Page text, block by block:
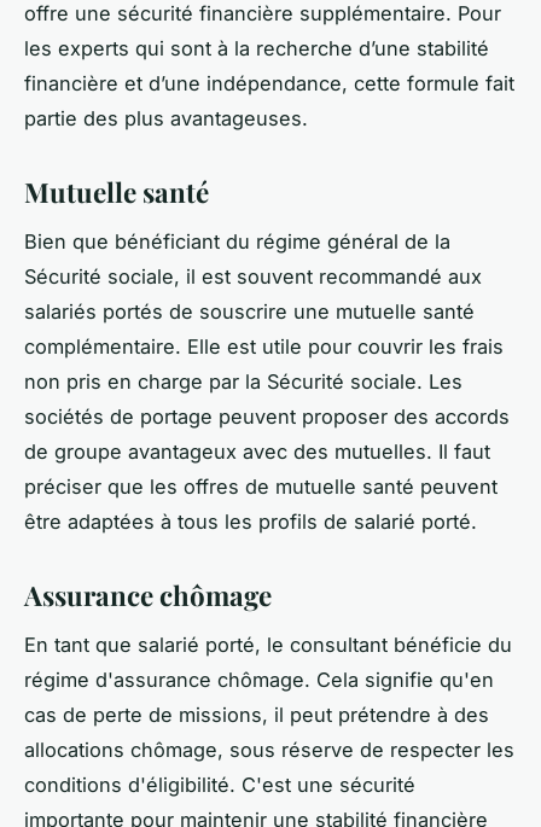
offre une sécurité financière supplémentaire. Pour
les experts qui sont à la recherche d’une stabilité
financière et d’une indépendance, cette formule fait
partie des plus avantageuses.
Mutuelle santé
Bien que bénéficiant du régime général de la
Sécurité sociale, il est souvent recommandé aux
salariés portés de souscrire une mutuelle santé
complémentaire. Elle est utile pour couvrir les frais
non pris en charge par la Sécurité sociale. Les
sociétés de portage peuvent proposer des accords
de groupe avantageux avec des mutuelles. Il faut
préciser que les offres de mutuelle santé peuvent
être adaptées à tous les profils de salarié porté.
Assurance chômage
En tant que salarié porté, le consultant bénéficie du
régime d'assurance chômage. Cela signifie qu'en
cas de perte de missions, il peut prétendre à des
allocations chômage, sous réserve de respecter les
conditions d'éligibilité. C'est une sécurité
importante pour maintenir une stabilité financière